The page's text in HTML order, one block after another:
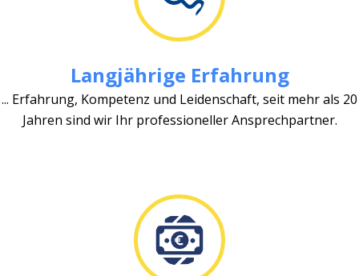
Langjährige Erfahrung
... Erfahrung, Kompetenz und Leidenschaft, seit mehr als 20
Jahren sind wir Ihr professioneller Ansprechpartner.